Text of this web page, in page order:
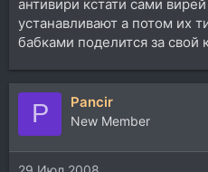
антивири кстати сами
устанавливают а потом их
бабками поделится за свой
P Pancir
New Member